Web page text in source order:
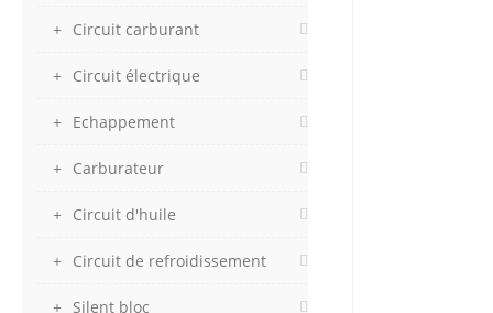
Circuit carburant
Circuit électrique
Echappement
Carburateur
Circuit d'huile
Circuit de refroidissement
Silent bloc